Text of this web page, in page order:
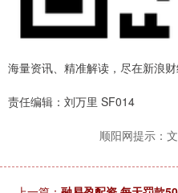
海量资讯、精准解读，尽在新浪
责任编辑：刘万里 SF014
顺阳网提示：